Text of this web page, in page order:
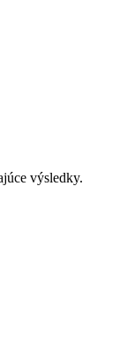
výsledky.